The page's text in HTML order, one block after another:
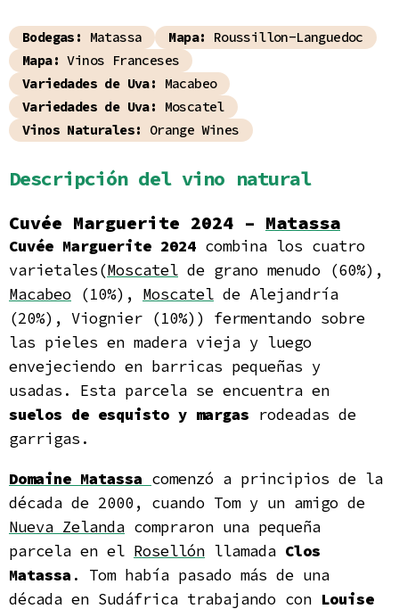
Bodegas: Matassa Mapa:
Roussillon-Languedoc
Mapa: Vinos Franceses
Variedades de Uva:
Macabeo
Variedades de Uva:
Moscatel
Vinos Naturales:
Orange Wines
Descripción del vino natural
Cuvée Marguerite 2024 – Matassa
Cuvée Marguerite 2024 combina los cuatro
varietales(Moscatel de grano menudo (60%),
Macabeo (10%), Moscatel de Alejandría
(20%), Viognier (10%)) fermentando sobre
las pieles en madera vieja y luego
envejeciendo en barricas pequeñas y
usadas. Esta parcela se encuentra en
suelos de esquisto y margas rodeadas de
garrigas.
Domaine Matassa comenzó a principios de la
década de 2000, cuando Tom y un amigo de
Nueva Zelanda compraron una pequeña
parcela en el Rosellón llamada Clos
Matassa . Tom había pasado más de una
década en Sudáfrica trabajando con Louise